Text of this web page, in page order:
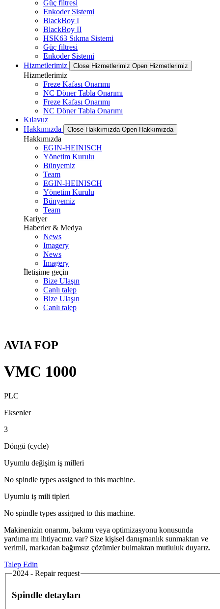
Güç filtresi
Enkoder Sistemi
BlackBoy I
BlackBoy II
HSK63 Sıkma Sistemi
Güç filtresi
Enkoder Sistemi
Hizmetlerimiz
Close Hizmetlerimiz Open Hizmetlerimiz
Hizmetlerimiz
Freze Kafası Onarımı
NC Döner Tabla Onarımı
Freze Kafası Onarımı
NC Döner Tabla Onarımı
Kılavuz
Hakkımızda
Close Hakkımızda Open Hakkımızda
Hakkımızda
EGIN-HEINISCH
Yönetim Kurulu
Bünyemiz
Team
EGIN-HEINISCH
Yönetim Kurulu
Bünyemiz
Team
Kariyer
Haberler & Medya
News
Imagery
News
Imagery
İletişime geçin
Bize Ulaşın
Canlı talep
Bize Ulaşın
Canlı talep
AVIA FOP
VMC 1000
PLC
Eksenler
3
Döngü (cycle)
Uyumlu değişim iş milleri
No spindle types assigned to this machine.
Uyumlu iş mili tipleri
No spindle types assigned to this machine.
Makinenizin onarımı, bakımı veya optimizasyonu konusunda
yardıma mı ihtiyacınız var? Size kişisel danışmanlık sunmaktan ve
verimli, markadan bağımsız çözümler bulmaktan mutluluk duyarız.
Talep Edin
2024 - Repair request
Spindle detayları